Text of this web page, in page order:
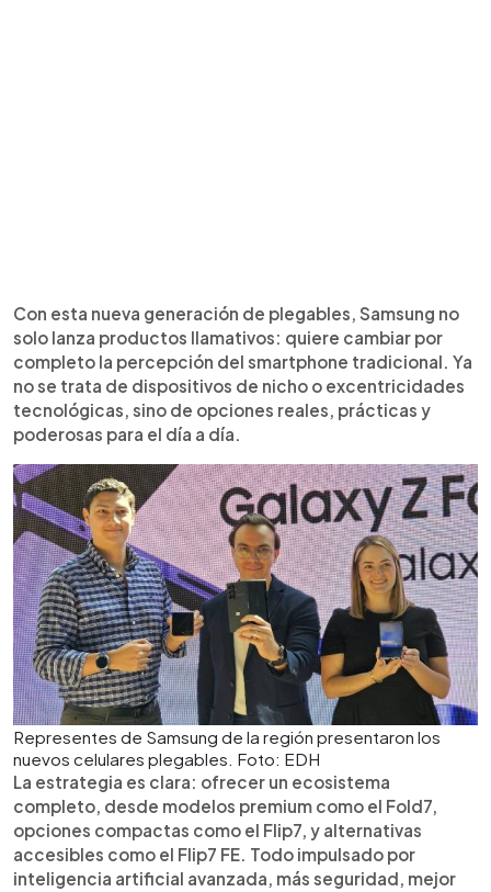
Con esta nueva generación de plegables, Samsung no
solo lanza productos llamativos: quiere cambiar por
completo la percepción del smartphone tradicional. Ya
no se trata de dispositivos de nicho o excentricidades
tecnológicas, sino de opciones reales, prácticas y
poderosas para el día a día.
Representes de Samsung de la región presentaron los
nuevos celulares plegables. Foto: EDH
La estrategia es clara: ofrecer un ecosistema
completo, desde modelos premium como el Fold7,
opciones compactas como el Flip7, y alternativas
accesibles como el Flip7 FE. Todo impulsado por
inteligencia artificial avanzada, más seguridad, mejor